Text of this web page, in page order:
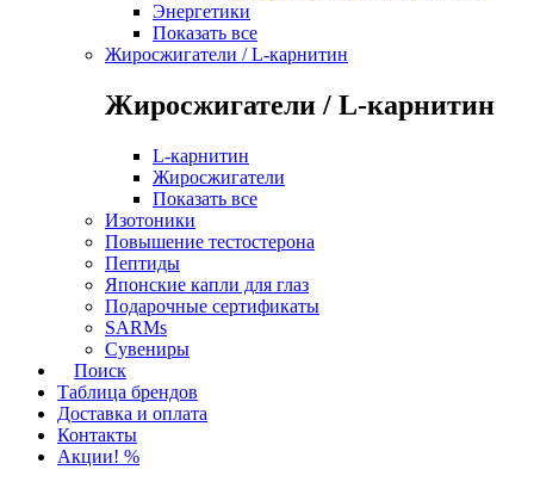
Энергетики
Показать все
Жиросжигатели / L-карнитин
Жиросжигатели / L-карнитин
L-карнитин
Жиросжигатели
Показать все
Изотоники
Повышение тестостерона
Пептиды
Японские капли для глаз
Подарочные сертификаты
SARMs
Сувениры
Поиск
Таблица брендов
Доставка и оплата
Контакты
Акции! %